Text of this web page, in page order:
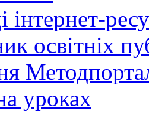
освітніх
уроках